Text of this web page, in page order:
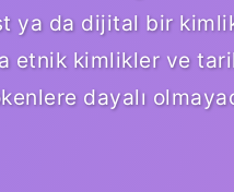
ya da dijital bir
etnik kimlikler ve
dayalı